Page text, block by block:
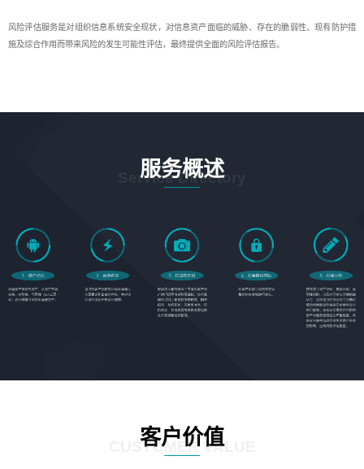
风险评估服务是对组织信息系统安全现状，对信息资产面临的威胁、存在的脆弱性、现有防护措
施及综合作用而带来风险的发生可能性评估，最终提供全面的风险评估报告。
服务概述
Service Directory
客户价值
CUSTOMER VALUE